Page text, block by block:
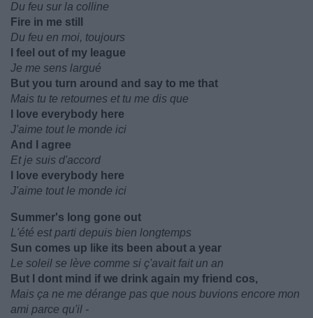
Du feu sur la colline
Fire in me still
Du feu en moi, toujours
I feel out of my league
Je me sens largué
But you turn around and say to me that
Mais tu te retournes et tu me dis que
I love everybody here
J'aime tout le monde ici
And I agree
Et je suis d'accord
I love everybody here
J'aime tout le monde ici
Summer's long gone out
L'été est parti depuis bien longtemps
Sun comes up like its been about a year
Le soleil se lève comme si ç'avait fait un an
But I dont mind if we drink again my friend cos,
Mais ça ne me dérange pas que nous buvions encore mon
ami parce qu'il -